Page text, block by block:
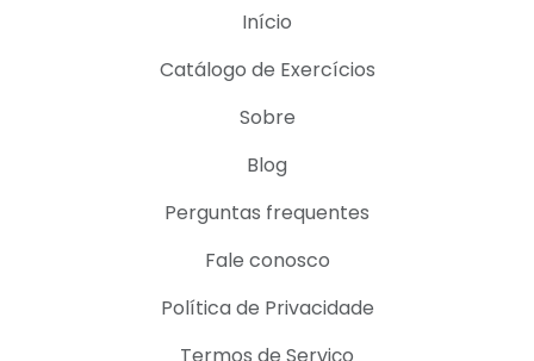
Início
Catálogo de Exercícios
Sobre
Blog
Perguntas frequentes
Fale conosco
Política de Privacidade